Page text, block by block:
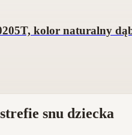
kolor naturalny
snu dziecka